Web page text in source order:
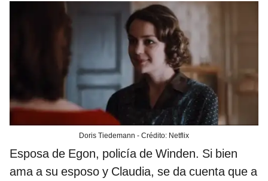
Doris Tiedemann - Crédito: Netflix
Esposa de Egon, policía de Winden. Si bien
ama a su esposo y Claudia, se da cuenta que a